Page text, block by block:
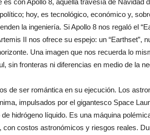
hoy, es tecnológico, económico y,
la ingeniería. Si Apollo 8 nos regaló el
II nos ofrece su espejo: un “Earthset”,
Una imagen que nos recuerda lo
sin fronteras ni diferencias en medio de la
de ser romántica en su ejecución. Los
impulsados por el gigantesco Space
hidrógeno líquido. Es una máquina
con costos astronómicos y riesgos reales.